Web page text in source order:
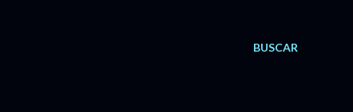
BUSCAR